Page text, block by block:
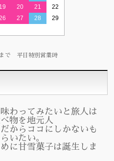
19 20 21
22
27 28
29
で 平日特別営業時
わってみたいと旅人は
物を地元人
からココにしかないも
いたい。
に甘雪菓子は誕生しま